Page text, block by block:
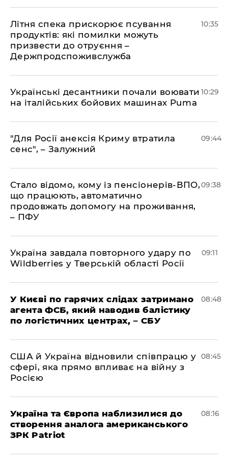
Літня спека прискорює псування
продуктів: які помилки можуть
призвести до отруєння –
Держпродспоживслужба
10:35
Українські десантники почали воювати
на італійських бойових машинах Puma
10:29
"Для Росії анексія Криму втратила
сенс", – Залужний
09:44
Стало відомо, кому із пенсіонерів-ВПО,
що працюють, автоматично
продовжать допомогу на проживання,
– ПФУ
09:38
Україна завдала повторного удару по
Wildberries у Тверській області Росії
09:11
У Києві по гарячих слідах затримано
агента ФСБ, який наводив балістику
по логістичних центрах, – СБУ
08:48
США й Україна відновили співпрацю у
сфері, яка прямо впливає на війну з
Росією
08:45
Україна та Європа наблизилися до
створення аналога американського
ЗРК Patriot
08:16